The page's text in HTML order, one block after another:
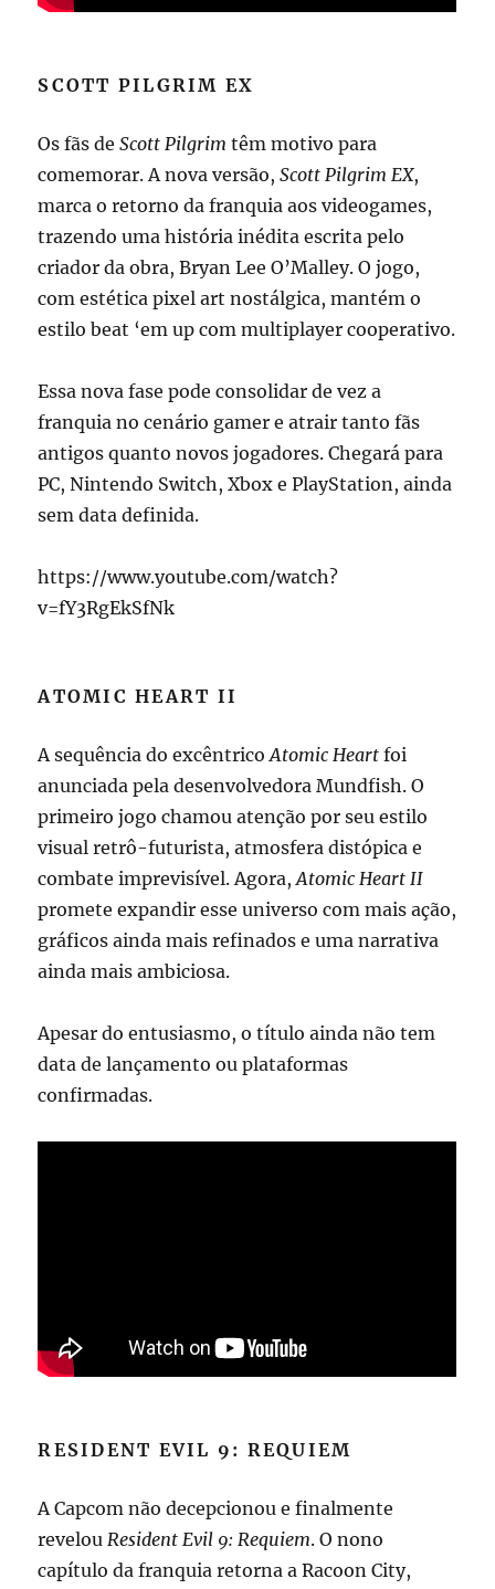
SCOTT PILGRIM EX
Os fãs deScott Pilgrim têm motivo para
comemorar. A nova versão,Scott Pilgrim EX,
marca o retorno da franquia aos videogames,
trazendo uma história inédita escrita pelo
criador da obra, Bryan Lee O’Malley. O jogo,
com estética pixel art nostálgica, mantém o
estilo beat ‘em up com multiplayer cooperativo.
Essa nova fase pode consolidar de vez a
franquia no cenário gamer e atrair tanto fãs
antigos quanto novos jogadores. Chegará para
PC, Nintendo Switch, Xbox e PlayStation, ainda
sem data definida.
https://www.youtube.com/watch?
v=fY3RgEkSfNk
ATOMIC HEART II
A sequência do excêntricoAtomic Heart foi
anunciada pela desenvolvedora Mundfish. O
primeiro jogo chamou atenção por seu estilo
visual retrô-futurista, atmosfera distópica e
combate imprevisível. Agora,Atomic Heart II
promete expandir esse universo com mais ação,
gráficos ainda mais refinados e uma narrativa
ainda mais ambiciosa.
Apesar do entusiasmo, o título ainda não tem
data de lançamento ou plataformas
confirmadas.
RESIDENT EVIL 9: REQUIEM
A Capcom não decepcionou e finalmente
revelouResident Evil 9: Requiem. O nono
capítulo da franquia retorna a Racoon City,